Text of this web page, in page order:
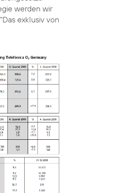
werden wir
exklusiv von